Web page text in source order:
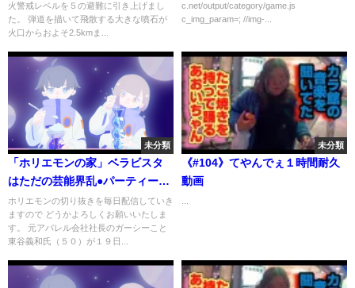
DIG (2022年7月24日)
火警戒レベルを５の避難に引き上げまし
た。 弾道を描いて飛散する大きな噴石が
火口からおよそ2.5kmま...
c.net/output/category/game.js
c_img_param=; //img-...
未分類
「ホリエモンの家」ベラビスタ
はただの芸能界乱●パーティール
ームでした。切り抜き
ホリエモンの切り抜きを毎日配信していき
ますので どうかよろしくお願いいたしま
す。 元アパレル会社社長のガーシーこと
東谷義和氏（５０）が１９日...
未分類
《#104》てやんでぇ１時間耐久
動画
...